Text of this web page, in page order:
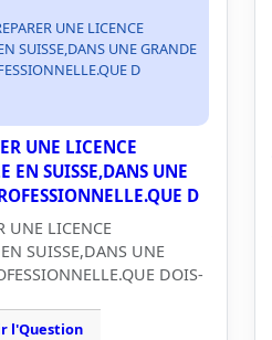
UNE LICENCE
SUISSE,DANS UNE GRANDE
D
UNE LICENCE
EN SUISSE,DANS UNE
D
UNE LICENCE
SUISSE,DANS UNE
DOIS-
l'Question